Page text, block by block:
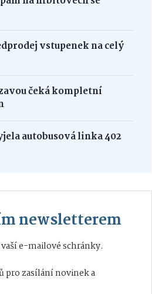
vstupenek na celý
čeká kompletní
autobusová linka 402
newsletterem
e-mailové schránky.
pro zasílání novinek a